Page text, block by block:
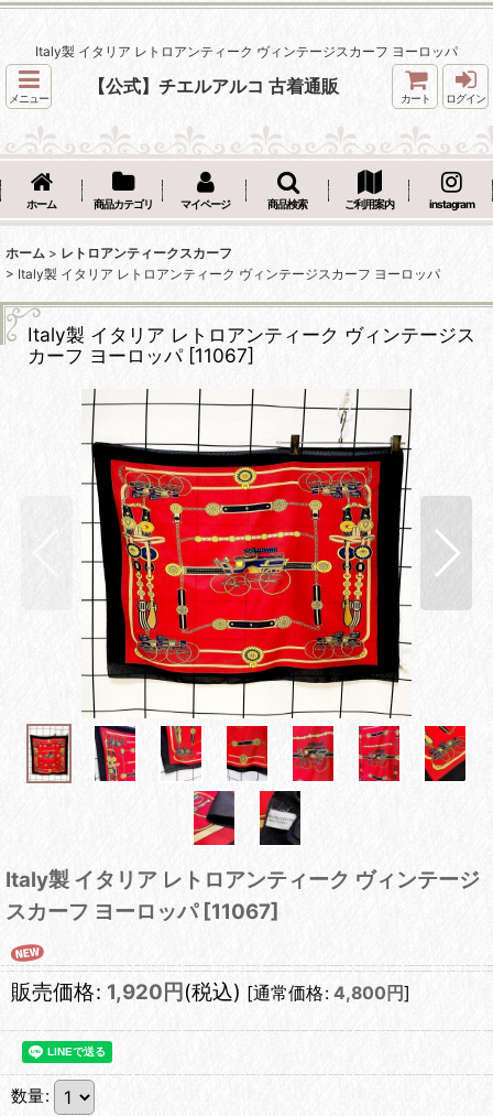
Italy製 イタリア レトロアンティーク ヴィンテージスカーフ ヨーロッパ
メニュー
【公式】チエルアルコ 古着通販
カート ログイン
ホーム 商品カテゴリ マイページ 商品検索 ご利用案内 instagram
ホーム > レトロアンティークスカーフ
> Italy製 イタリア レトロアンティーク ヴィンテージスカーフ ヨーロッパ
Italy製 イタリア レトロアンティーク ヴィンテージス
カーフ ヨーロッパ [11067]
Italy製 イタリア レトロアンティーク ヴィンテージ
スカーフ ヨーロッパ [11067]
販売価格: 1,920 円 (税込) [通常価格: 4,800 円]
数量: